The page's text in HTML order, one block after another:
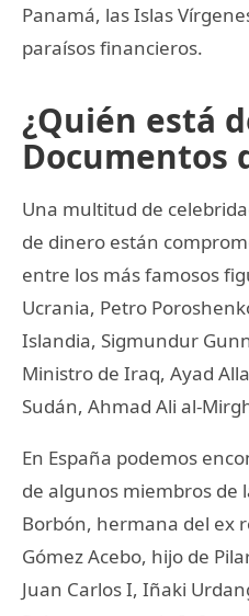
Panamá, las Islas
paraísos financieros.
¿Quién está
Documentos
Una multitud de
de dinero están
entre los más famosos
Ucrania, Petro
Islandia, Sigmundur
Ministro de Iraq, Ayad
Sudán, Ahmad Ali al-
En España podemos
de algunos miembros de
Borbón, hermana del ex
Gómez Acebo, hijo de
Juan Carlos I, Iñaki